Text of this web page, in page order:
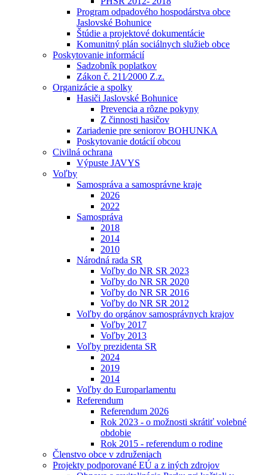
Program odpadového hospodárstva obce
Jaslovské Bohunice
Štúdie a projektové dokumentácie
Komunitný plán sociálnych služieb obce
Poskytovanie informácií
Sadzobník poplatkov
Zákon č. 211⁄2000 Z.z.
Organizácie a spolky
Hasiči Jaslovské Bohunice
Prevencia a rôzne pokyny
Z činnosti hasičov
Zariadenie pre seniorov BOHUNKA
Poskytovanie dotácií obcou
Civilná ochrana
Výpuste JAVYS
Voľby
Samospráva a samosprávne kraje
2026
2022
Samospráva
2018
2014
2010
Národná rada SR
Voľby do NR SR 2023
Voľby do NR SR 2020
Voľby do NR SR 2016
Voľby do NR SR 2012
Voľby do orgánov samosprávnych krajov
Voľby 2017
Voľby 2013
Voľby prezidenta SR
2024
2019
2014
Voľby do Europarlamentu
Referendum
Referendum 2026
Rok 2023 - o možnosti skrátiť volebné
obdobie
Rok 2015 - referendum o rodine
Členstvo obce v združeniach
Projekty podporované EÚ a z iných zdrojov